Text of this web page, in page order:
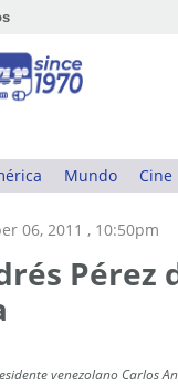
Mundo Cine
06, 2011 , 10:50pm
Pérez
venezolano Carlos